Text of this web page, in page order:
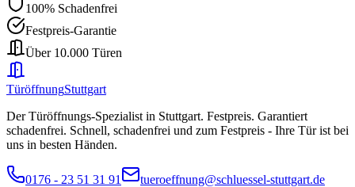
100% Schadenfrei
Festpreis-Garantie
Über 10.000 Türen
TüröffnungStuttgart
Der Türöffnungs-Spezialist in Stuttgart. Festpreis. Garantiert
schadenfrei. Schnell, schadenfrei und zum Festpreis - Ihre Tür ist bei
uns in besten Händen.
0176 - 23 51 31 91
tueroeffnung@schluessel-stuttgart.de